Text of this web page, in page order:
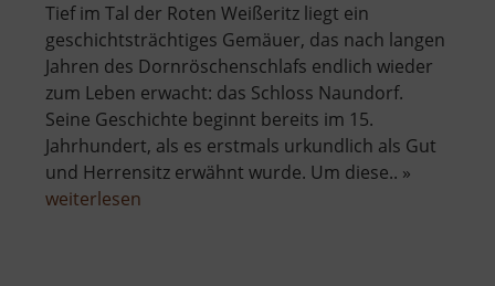
Tief im Tal der Roten Weißeritz liegt ein
geschichtsträchtiges Gemäuer, das nach langen
Jahren des Dornröschenschlafs endlich wieder
zum Leben erwacht: das Schloss Naundorf.
Seine Geschichte beginnt bereits im 15.
Jahrhundert, als es erstmals urkundlich als Gut
und Herrensitz erwähnt wurde. Um diese.. »
weiterlesen